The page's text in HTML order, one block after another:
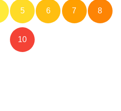
5 6 7 8
10